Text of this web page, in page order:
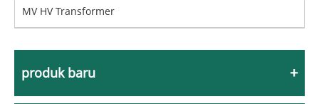
MV HV Transformer
produk baru